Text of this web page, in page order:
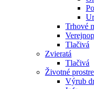
Trhové
Tlačivá
Zvieratá
Tlačivá
Životné
Výrub